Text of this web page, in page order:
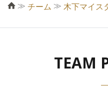
≫ チーム ≫ 木下マイス
TEAM